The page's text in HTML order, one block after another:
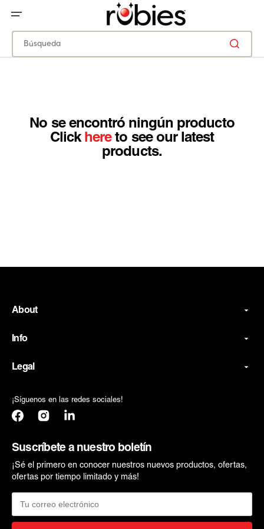
DIRECTAMENTE
Búsqueda
No se encontró ningún producto
Click hereto see our latest
products.
About
Info
Legal
¡Síguenos en las redes sociales!
FacebookInstagramTranslation
Suscríbete a nuestro boletín
¡Sé el primero en conocer nuestros nuevos productos, ofertas,
ofertas por tiempo limitado y más!